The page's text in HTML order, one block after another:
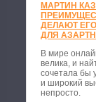
МАРТИН
ДЕЛАЮТ
ДЛЯ
В мире
велика, и
сочетала бы
и широкий
непросто.